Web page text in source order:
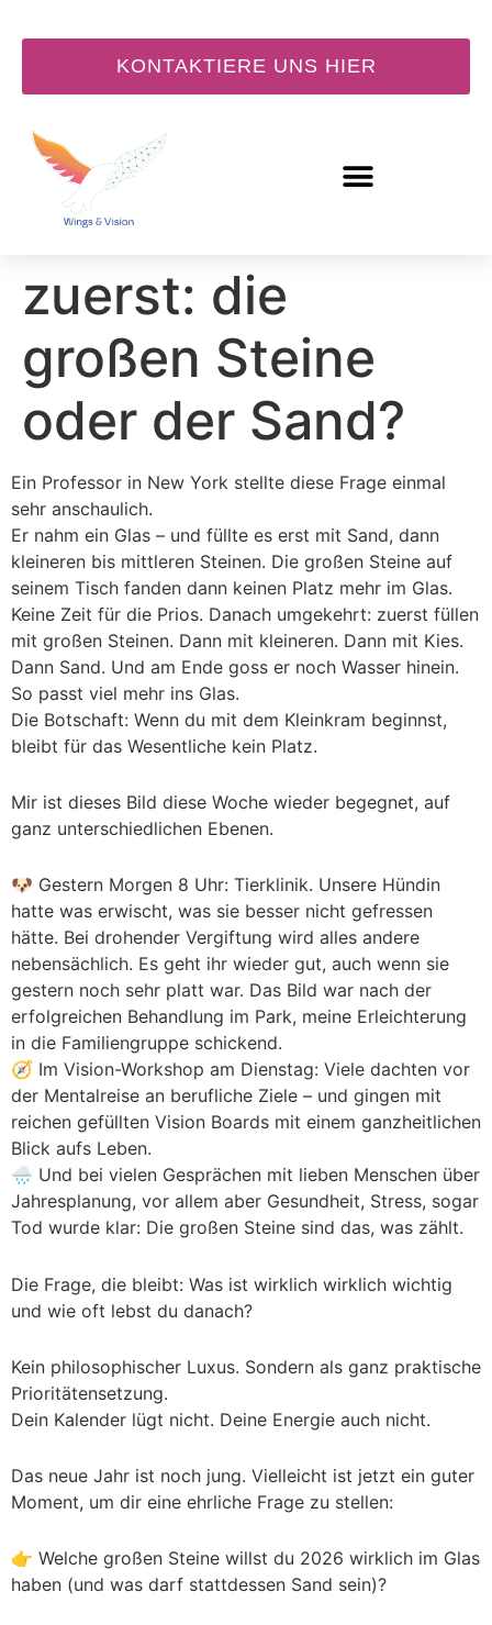
KONTAKTIERE UNS HIER
Was kommt
zuerst: die
großen Steine
oder der Sand?
Ein Professor in New York stellte diese Frage einmal
sehr anschaulich.
Er nahm ein Glas – und füllte es erst mit Sand, dann
kleineren bis mittleren Steinen. Die großen Steine auf
seinem Tisch fanden dann keinen Platz mehr im Glas.
Keine Zeit für die Prios. Danach umgekehrt: zuerst füllen
mit großen Steinen. Dann mit kleineren. Dann mit Kies.
Dann Sand. Und am Ende goss er noch Wasser hinein.
So passt viel mehr ins Glas.
Die Botschaft: Wenn du mit dem Kleinkram beginnst,
bleibt für das Wesentliche kein Platz.
Mir ist dieses Bild diese Woche wieder begegnet, auf
ganz unterschiedlichen Ebenen.
🐶 Gestern Morgen 8 Uhr: Tierklinik. Unsere Hündin
hatte was erwischt, was sie besser nicht gefressen
hätte. Bei drohender Vergiftung wird alles andere
nebensächlich. Es geht ihr wieder gut, auch wenn sie
gestern noch sehr platt war. Das Bild war nach der
erfolgreichen Behandlung im Park, meine Erleichterung
in die Familiengruppe schickend.
🧭 Im Vision-Workshop am Dienstag: Viele dachten vor
der Mentalreise an berufliche Ziele – und gingen mit
reichen gefüllten Vision Boards mit einem ganzheitlichen
Blick aufs Leben.
🌧️ Und bei vielen Gesprächen mit lieben Menschen über
Jahresplanung, vor allem aber Gesundheit, Stress, sogar
Tod wurde klar: Die großen Steine sind das, was zählt.
Die Frage, die bleibt: Was ist wirklich wirklich wichtig
und wie oft lebst du danach?
Kein philosophischer Luxus. Sondern als ganz praktische
Prioritätensetzung.
Dein Kalender lügt nicht. Deine Energie auch nicht.
Das neue Jahr ist noch jung. Vielleicht ist jetzt ein guter
Moment, um dir eine ehrliche Frage zu stellen:
👉 Welche großen Steine willst du 2026 wirklich im Glas
haben (und was darf stattdessen Sand sein)?